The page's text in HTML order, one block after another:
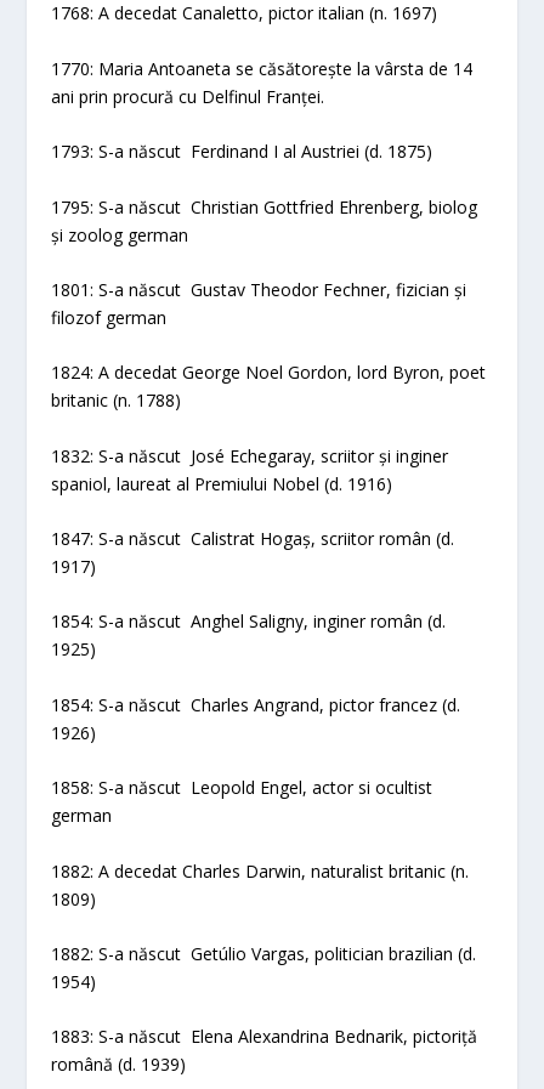
1768: A decedat Canaletto, pictor italian (n. 1697)
1770: Maria Antoaneta se căsătorește la vârsta de 14
ani prin procură cu Delfinul Franței.
1793: S-a născut Ferdinand I al Austriei (d. 1875)
1795: S-a născut Christian Gottfried Ehrenberg, biolog
și zoolog german
1801: S-a născut Gustav Theodor Fechner, fizician și
filozof german
1824: A decedat George Noel Gordon, lord Byron, poet
britanic (n. 1788)
1832: S-a născut José Echegaray, scriitor și inginer
spaniol, laureat al Premiului Nobel (d. 1916)
1847: S-a născut Calistrat Hogaș, scriitor român (d.
1917)
1854: S-a născut Anghel Saligny, inginer român (d.
1925)
1854: S-a născut Charles Angrand, pictor francez (d.
1926)
1858: S-a născut Leopold Engel, actor si ocultist
german
1882: A decedat Charles Darwin, naturalist britanic (n.
1809)
1882: S-a născut Getúlio Vargas, politician brazilian (d.
1954)
1883: S-a născut Elena Alexandrina Bednarik, pictoriță
română (d. 1939)